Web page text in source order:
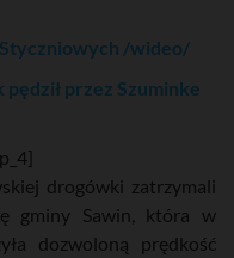
Styczniowych /wideo/
pędził przez Szuminke
drogówki zatrzymali
gminy Sawin, która w
dozwoloną prędkość